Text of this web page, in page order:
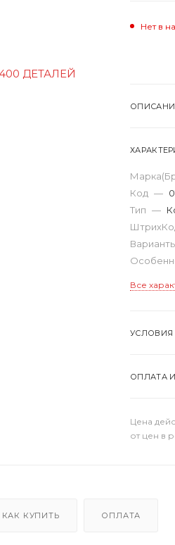
Нет в
Код —
Тип —
Все
УСЛОВИЯ
ОПЛАТА
Цена
от цен в
КАК КУПИТЬ ОПЛАТА